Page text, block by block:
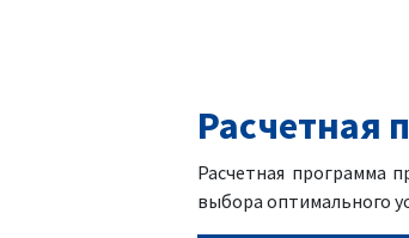
Расчетная
Расчетная программа
выбора оптимального